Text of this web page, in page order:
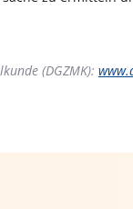
(DGZMK):